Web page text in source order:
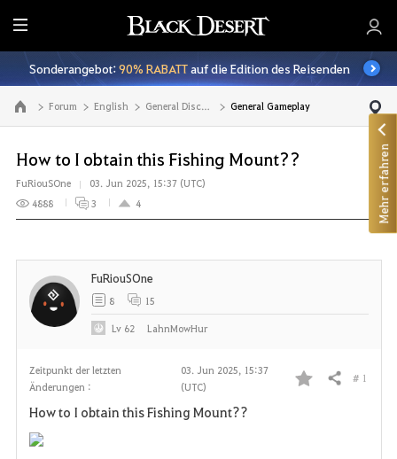
A
l
l
e
Sonderangebot:90% RABATTauf die Edition des Reisenden
Zur Hauptseite Forum English General Discussion General Gameplay
How to I obtain this Fishing Mount??
FuRiouSOne
03. Jun 2025, 15:37 (UTC)
4888
3 4
Zeitpunkt der letzten
Änderungen :
03. Jun 2025, 15:37
(UTC)
F
Teilen # 1
How to I obtain this Fishing Mount??
FuRiouSOne
8 15
Lv 62 LahnMowHur
Mehr erfahren